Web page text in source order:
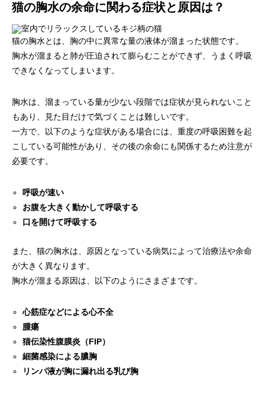
猫の胸水の余命に関わる症状と原因は？
猫の胸水とは、胸の中に異常な量の液体が溜まった状態です。
胸水が溜まると肺が圧迫されて膨らむことができず、うまく呼吸
できなくなってしまいます。
胸水は、溜まっている量が少ない段階では症状が見られないこと
もあり、見た目だけで気づくことは難しいです。
一方で、以下のような症状がある場合には、重度の呼吸困難を起
こしている可能性があり、その後の余命にも関係するため注意が
必要です。
呼吸が速い
お腹を大きく動かして呼吸する
口を開けて呼吸する
また、猫の胸水は、原因となっている病気によって治療法や余命
が大きく異なります。
胸水が溜まる原因は、以下のようにさまざまです。
心筋症などによる心不全
腫瘍
猫伝染性腹膜炎（FIP）
細菌感染による膿胸
リンパ液が胸に漏れ出る乳び胸